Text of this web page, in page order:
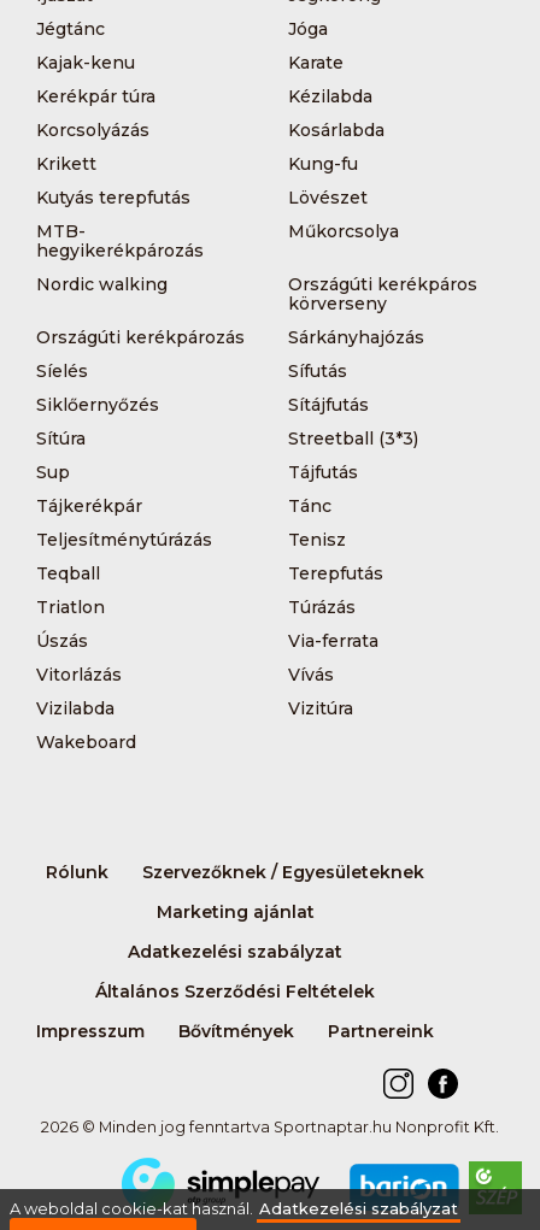
Jégtánc
Jóga
Kajak-kenu
Karate
Kerékpár túra
Kézilabda
Korcsolyázás
Kosárlabda
Krikett
Kung-fu
Kutyás terepfutás
Lövészet
MTB-
hegyikerékpározás
Műkorcsolya
Nordic walking
Országúti kerékpáros
körverseny
Országúti kerékpározás
Sárkányhajózás
Síelés
Sífutás
Siklőernyőzés
Sítájfutás
Sítúra
Streetball (3*3)
Sup
Tájfutás
Tájkerékpár
Tánc
Teljesítménytúrázás
Tenisz
Teqball
Terepfutás
Triatlon
Túrázás
Úszás
Via-ferrata
Vitorlázás
Vívás
Vizilabda
Vizitúra
Wakeboard
Rólunk
Szervezőknek / Egyesületeknek
Marketing ajánlat
Adatkezelési szabályzat
Általános Szerződési Feltételek
Impresszum
Bővítmények Partnereink
2026 © Minden jog fenntartva Sportnaptar.hu Nonprofit Kft.
A weboldal cookie-kat használ. Adatkezelési szabályzat